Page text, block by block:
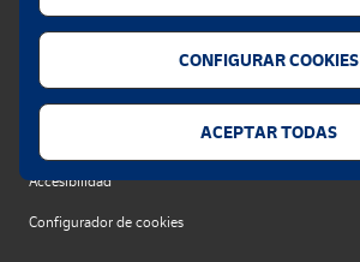
Política de cookies
Privacidad web
Accesibilidad
Configurador de cookies
CONFIGURAR COOKIES
ACEPTAR TODAS